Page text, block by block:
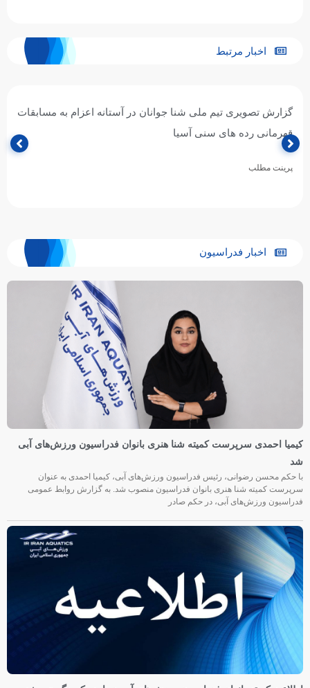
اخبار مرتبط
گزارش تصویری تیم ملی شنا جوانان در آستانه اعزام به مسابقات
قهرمانی رده های سنی آسیا
پرینت مطلب
اخبار فدراسیون
کیمیا احمدی سرپرست کمیته شنا هنری بانوان فدراسیون ورزش‌های آبی
شد
با حکم محسن رضوانی، رئیس فدراسیون ورزش‌های آبی، کیمیا احمدی به عنوان
سرپرست کمیته شنا هنری بانوان فدراسیون منصوب شد. به گزارش روابط عمومی
فدراسیون ورزش‌های آبی، در حکم صادر